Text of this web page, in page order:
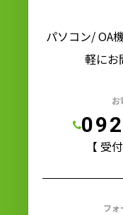
パソコン/ OA
軽にお
お
【 受
フォ